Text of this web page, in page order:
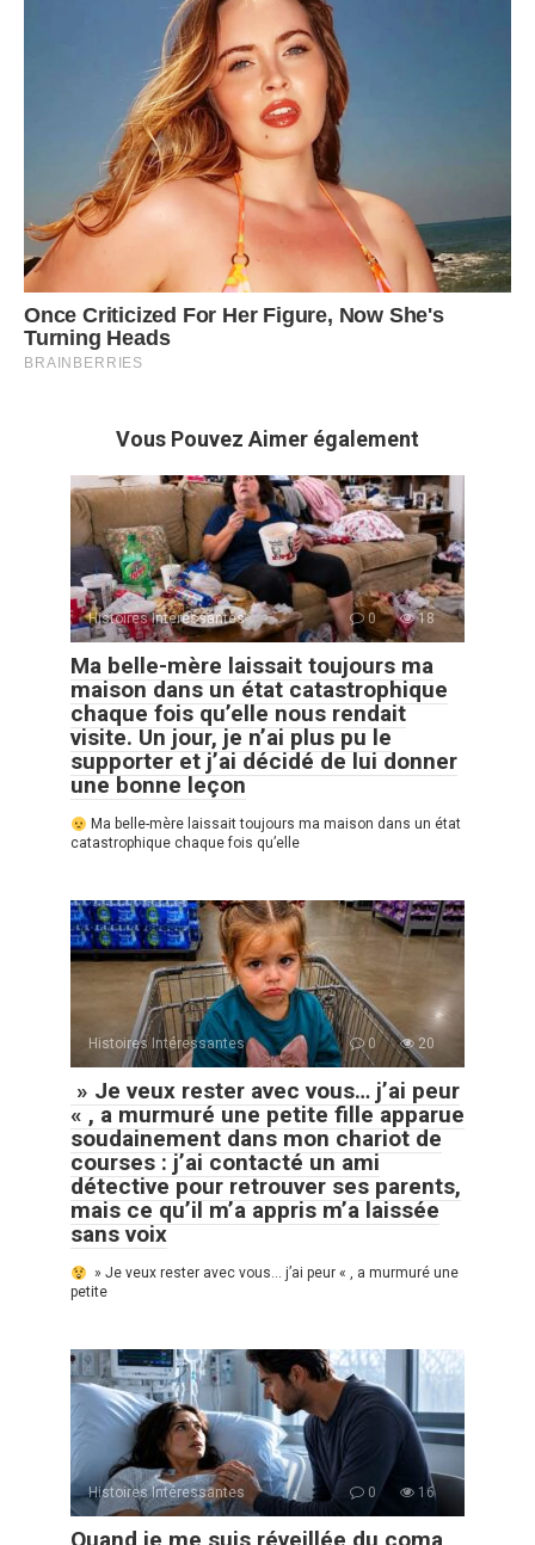
Vous Pouvez Aimer également
Histoires Intéressantes 0 18
Ma belle-mère laissait toujours ma
maison dans un état catastrophique
chaque fois qu’elle nous rendait
visite. Un jour, je n’ai plus pu le
supporter et j’ai décidé de lui donner
une bonne leçon
Ma belle-mère laissait toujours ma maison dans un état
catastrophique chaque fois qu’elle
Histoires Intéressantes 0 20
» Je veux rester avec vous… j’ai peur
« , a murmuré une petite fille apparue
soudainement dans mon chariot de
courses : j’ai contacté un ami
détective pour retrouver ses parents,
mais ce qu’il m’a appris m’a laissée
sans voix
» Je veux rester avec vous… j’ai peur « , a murmuré une
petite
Histoires Intéressantes 0 16